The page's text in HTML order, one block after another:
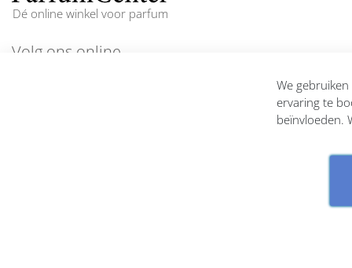
Dé online winkel voor parfum
Volg ons online
We
ervaring te
beïnvloeden.